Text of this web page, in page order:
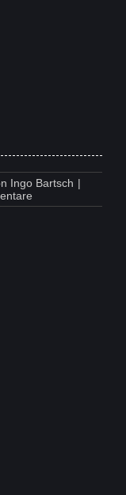
Ingo Bartsch |
on
Matthias-